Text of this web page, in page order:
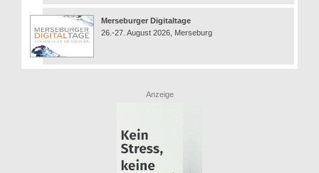
Merseburger Digitaltage
26.-27. August 2026, Merseburg
Anzeige